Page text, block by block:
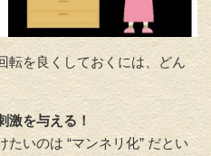
を良くしておくには、
どん
激を与える！
いのは “マンネリ化” だとい